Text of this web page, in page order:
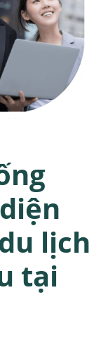
lịch
tại